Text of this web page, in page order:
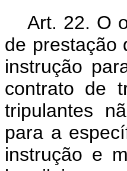
Art. 22. O
de prestação
instrução
contrato de
tripulantes
para a
instrução e